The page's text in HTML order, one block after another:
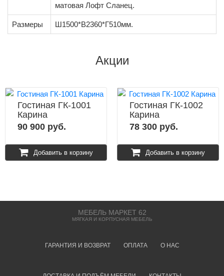
матовая Лофт Сланец.
Размеры Ш1500*В2360*Г510мм.
Акции
Гостиная ГК-1001
Карина
90 900 руб.
Добавить в корзину
Гостиная ГК-1002
Карина
78 300 руб.
Добавить в корзину
МЕБЕЛЬ МАРКЕТ 62
МЯГКАЯ И КОРПУСНАЯ МЕБЕЛЬ
ГАРАНТИЯ И ВОЗВРАТ ОПЛАТА О НАС